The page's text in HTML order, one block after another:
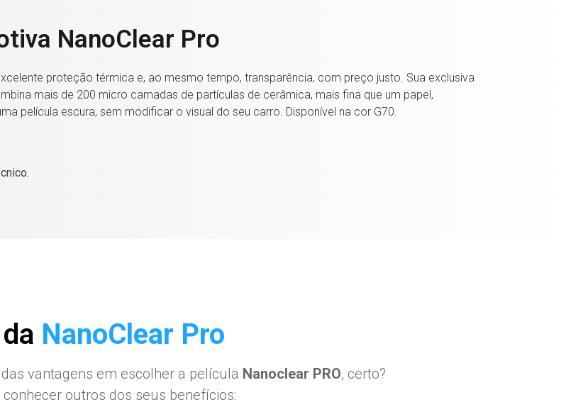
NanoClear Pro
proteção térmica e, ao mesmo tempo, transparência, com preço justo. Sua exclusiva
mais de 200 micro camadas de partículas de cerâmica, mais fina que um papel,
película escura, sem modificar o visual do seu carro. Disponível na cor G70.
NanoClear Pro
vantagens em escolher a película Nanoclear PRO, certo?
outros dos seus benefícios: